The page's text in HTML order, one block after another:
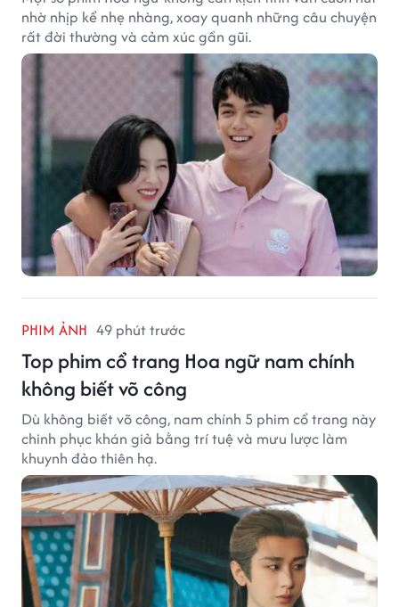
nhờ nhịp kể nhẹ nhàng, xoay quanh những câu chuyện
rất đời thường và cảm xúc gần gũi.
PHIM ẢNH 49 phút trước
Top phim cổ trang Hoa ngữ nam chính
không biết võ công
Dù không biết võ công, nam chính 5 phim cổ trang này
chinh phục khán giả bằng trí tuệ và mưu lược làm
khuynh đảo thiên hạ.